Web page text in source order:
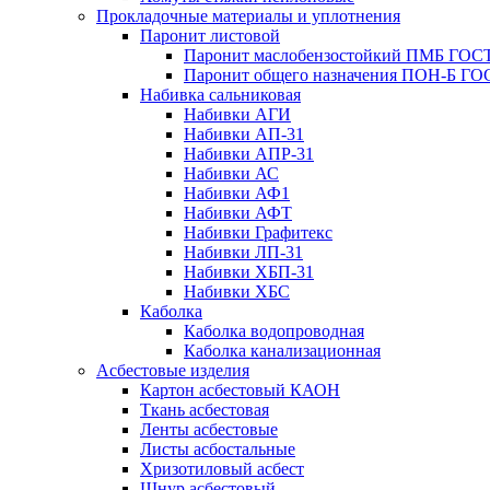
Прокладочные материалы и уплотнения
Паронит листовой
Паронит маслобензостойкий ПМБ
Паронит общего назначения ПОН-Б
Набивка сальниковая
Набивки АГИ
Набивки АП-31
Набивки АПР-31
Набивки АС
Набивки АФ1
Набивки АФТ
Набивки Графитекс
Набивки ЛП-31
Набивки ХБП-31
Набивки ХБС
Каболка
Каболка водопроводная
Каболка канализационная
Асбестовые изделия
Картон асбестовый КАОН
Ткань асбестовая
Ленты асбестовые
Листы асбостальные
Хризотиловый асбеcт